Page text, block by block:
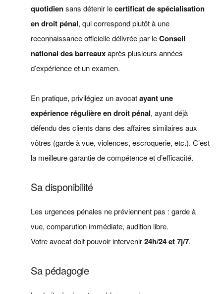
quotidiensans détenir lecertificat de spécialisation
en droit pénal, qui correspond plutôt à une
reconnaissance officielle délivrée par leConseil
national des barreauxaprès plusieurs années
d’expérience et un examen.
En pratique, privilégiez un avocatayant une
expérience régulière en droit pénal, ayant déjà
défendu des clients dans des affaires similaires aux
vôtres (garde à vue, violences, escroquerie, etc.). C’est
la meilleure garantie de compétence et d’efficacité.
Sa disponibilité
Les urgences pénales ne préviennent pas : garde à
vue, comparution immédiate, audition libre.
Votre avocat doit pouvoir intervenir24h/24 et 7j/7.
Sa pédagogie